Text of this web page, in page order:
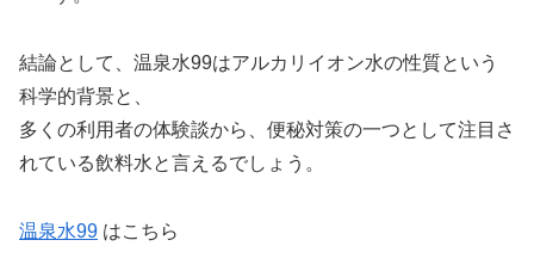
結論として、温泉水99はアルカリイオン水の性質という
科学的背景と、
多くの利用者の体験談から、便秘対策の一つとして注目さ
れている飲料水と言えるでしょう。
温泉水99 はこちら